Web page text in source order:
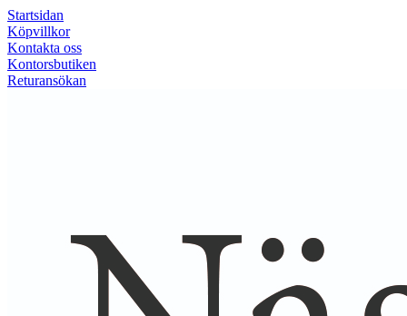
Startsidan
Köpvillkor
Kontakta oss
Kontorsbutiken
Returansökan